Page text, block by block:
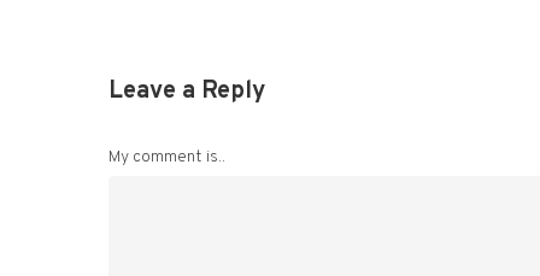
Leave a Reply
My comment is..